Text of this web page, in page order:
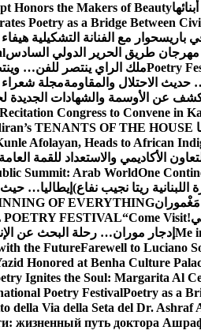
Honors the Makers of Beauty
Poetry as a Bridge Between
باريسحوار مع الفنانة التشكيلية هيفاء
مهرجان طريق الحرير الدولي السادس
Poetryملك الراي ينتصر للفن…
حديث الاحتلال والمقاومةمجلة شعراء
عن الأوسمة والشهادات الجديدة
Congress to Convene in
TENANTS OF THE HOUSE
Afolayan, Heads to African
الأكاديمي والاستعداد للقمة
Summit: Arab WorldOne
ريتا نجيب نفاع) إيطاليا…
مَغْمورانOF EVERYTHING
FESTIVAL“Come Visit
Me إدجار موران… رحلة البحث عن
the FutureFarewell to Luciano
Honored at Benha Culture
Ignites the Soul: Margarita Al
Poetry FestivalPoetry as a
della Via della Seta del Dr. Ashraf
жизненный путь доктора